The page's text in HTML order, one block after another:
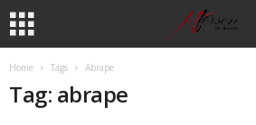
Home Tags Abrape
Tag: abrape